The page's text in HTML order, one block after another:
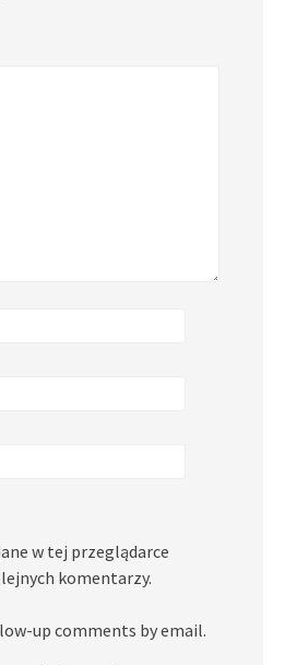
w tej przeglądarce
komentarzy.
up comments by email.